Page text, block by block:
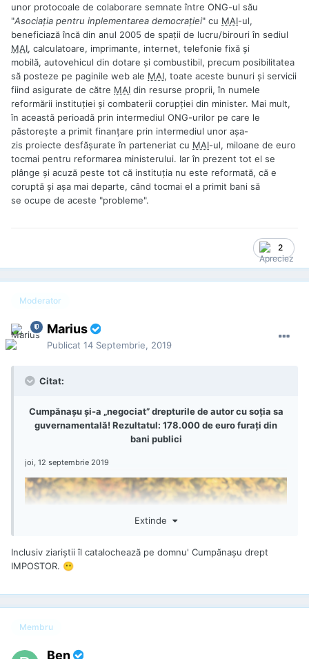
unor protocoale de colaborare semnate între ONG-ul său
"Asociaţia pentru inplementarea democraţiei" cu MAI-ul,
beneficiază încă din anul 2005 de spaţii de lucru/birouri în sediul
MAI, calculatoare, imprimante, internet, telefonie fixă şi
mobilă, autovehicul din dotare şi combustibil, precum posibilitatea
să posteze pe paginile web ale MAI, toate aceste bunuri şi servicii
fiind asigurate de către MAI din resurse proprii, în numele
reformării instituţiei şi combaterii corupţiei din minister. Mai mult,
în această perioadă prin intermediul ONG-urilor pe care le
păstoreşte a primit finanţare prin intermediul unor aşa-
zis proiecte desfăşurate în parteneriat cu MAI-ul, miloane de euro
tocmai pentru reformarea ministerului. Iar în prezent tot el se
plânge şi acuză peste tot că instituţia nu este reformată, că e
coruptă şi aşa mai departe, când tocmai el a primit bani să
se ocupe de aceste "probleme".
2
Moderator
Marius
Publicat 14 Septembrie, 2019
Citat:
Cumpănașu și-a „negociat” drepturile de autor cu soția sa
guvernamentală! Rezultatul: 178.000 de euro furați din
bani publici
joi, 12 septembrie 2019
Uniți în hoție: domnul și doamna Cumpănașu
Extinde
Inclusiv ziariştii îl catalochează pe domnu' Cumpănaşu drept
IMPOSTOR. 😶
Membru
Ben